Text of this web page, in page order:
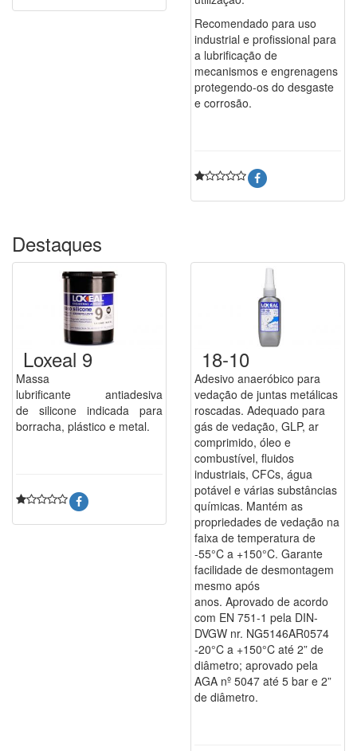
Recomendado para uso
industrial e profissional para
a lubrificação de
mecanismos e engrenagens
protegendo-os do desgaste
e corrosão.
Destaques
Loxeal 9
Massa
lubrificante antiadesiva
de silicone indicada para
borracha, plástico e metal.
18-10
Adesivo anaeróbico para
vedação de juntas metálicas
roscadas. Adequado para
gás de vedação, GLP, ar
comprimido, óleo e
combustível, fluidos
industriais, CFCs, água
potável e várias substâncias
químicas. Mantém as
propriedades de vedação na
faixa de temperatura de
-55°C a +150°C. Garante
facilidade de desmontagem
mesmo após
anos. Aprovado de acordo
com EN 751-1 pela DIN-
DVGW nr. NG5146AR0574
-20°C a +150°C até 2” de
diâmetro; aprovado pela
AGA nº 5047 até 5 bar e 2”
de diâmetro.